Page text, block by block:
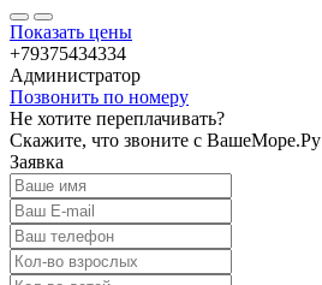
Показать цены
+79375434334
Администратор
Позвонить по номеру
Не хотите переплачивать?
Скажите, что звоните с ВашеМоре.Ру
Заявка